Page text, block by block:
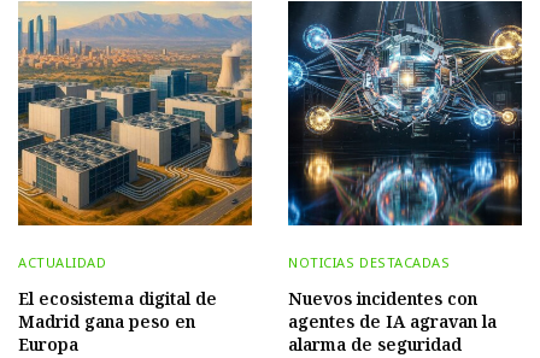
ACTUALIDAD
El ecosistema digital de
Madrid gana peso en
Europa
NOTICIAS DESTACADAS
Nuevos incidentes con
agentes de IA agravan la
alarma de seguridad